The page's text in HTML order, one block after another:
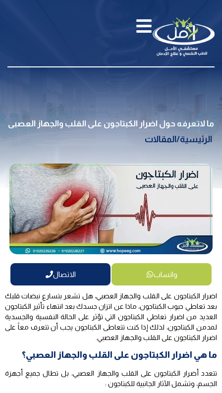
ما لاتعرفه حول اضرار الكبتاجون على القلب والجهاز العصبى
الرئيسية/المقالات
واتساب الاتصال
اضرار الكبتاجون على القلب والجهاز العصبي، هل تشعر بتسارع نبضات قلبك
بعد تعاطي حبوب الكبتاجون، ماذا عن اتزان جسدك بعد انتهاء تأثير الكبتاجون
العديد من اضرار تعاطي الكبتاجون التي تؤثر على الحالة النفسية والجسدية
لمدمن الكبتاجون، لذلك إذا كنت تتعاطى الكبتاجون يجب أن تتعرف معاً على
اضرار الكبتاجون على القلب والجهاز العصبي.
ما هي اضرار الكبتاجون على القلب والجهاز العصبي؟
تتعدد أضرار الكبتاجون على القلب والجهاز العصبي، بل تطال جميع أجهزة
الجسم، وتشمل الآثار الجانبية للكبتاجون :